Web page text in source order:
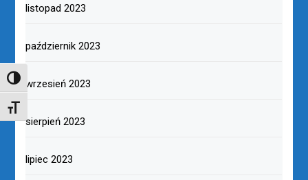
TOGGLE HIGH CONTRAST
TOGGLE FONT SIZE
listopad 2023
październik 2023
wrzesień 2023
sierpień 2023
lipiec 2023